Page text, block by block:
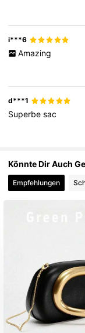
i***6
Amazing
d***1
Superbesac
Könnte Dir Auch
Empfehlungen